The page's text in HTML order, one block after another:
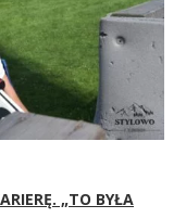
„TO BYŁA